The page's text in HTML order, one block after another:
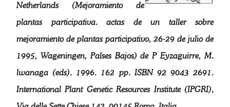
Netherlands (Mejoramiento de
plantas participativa. actas de un taller sobre
mejoramiento de plantas participativo, 26-29 de julio de
1995, Wageningen, Países Bajos) de P Eyzaguirre, M.
lwanaga (eds). 1996. 162 pp. ISBN 92 9043 2691.
International Plant Genetic Resources Institute (IPGRI),